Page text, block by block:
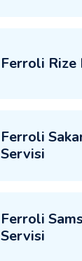
Ferroli Rize
Ferroli
Servisi
Ferroli
Servisi